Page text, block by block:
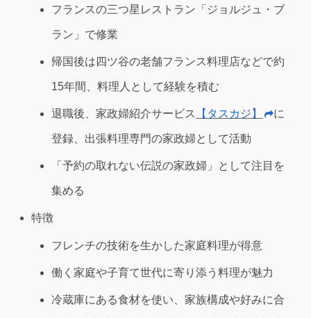
フランスの三つ星レストラン「ジョルジュ・ブ
ラン」で修業
帰国後は四ツ谷の老舗フランス料理店などで約
15年間、料理人として経験を積む
退職後、家政婦紹介サービス 【タスカジ】 に
登録、出張料理専門の家政婦として活動
「予約の取れない伝説の家政婦」として注目を
集める
特徴
フレンチの技術を生かした家庭料理が得意
働く家庭や子育て世代に寄り添う料理が魅力
冷蔵庫にある食材を使い、家族構成や好みに合